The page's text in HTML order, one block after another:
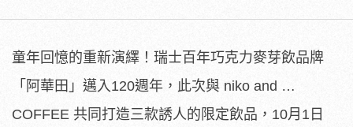
童年回憶的重新演繹！瑞士百年巧克力麥芽飲品牌
「阿華田」邁入120週年，此次與 niko and …
COFFEE 共同打造三款誘人的限定飲品，10月1日